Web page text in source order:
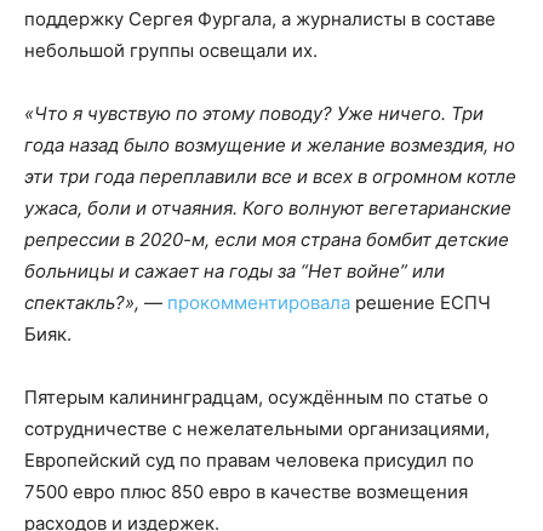
поддержку Сергея Фургала, а журналисты в составе
небольшой группы освещали их.
«Что я чувствую по этому поводу? Уже ничего. Три
года назад было возмущение и желание возмездия, но
эти три года переплавили все и всех в огромном котле
ужаса, боли и отчаяния. Кого волнуют вегетарианские
репрессии в 2020-м, если моя страна бомбит детские
больницы и сажает на годы за “Нет войне” или
спектакль?», — прокомментировала решение ЕСПЧ
Бияк.
Пятерым калининградцам, осуждённым по статье о
сотрудничестве с нежелательными организациями,
Европейский суд по правам человека присудил по
7500 евро плюс 850 евро в качестве возмещения
расходов и издержек.